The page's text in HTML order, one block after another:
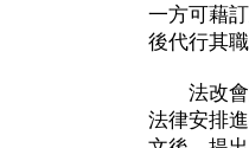
一方可藉
後代行其職
法改會
法律安排